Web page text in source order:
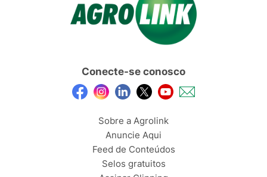
Conecte-se conosco
Sobre a Agrolink
Anuncie Aqui
Feed de Conteúdos
Selos gratuitos